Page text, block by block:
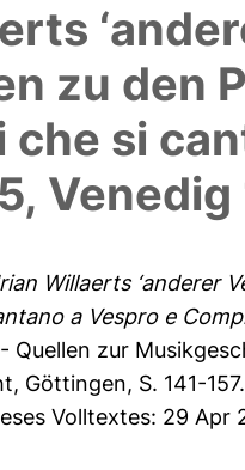
zu den
si
Willaerts ‘anderer
a Vespro e
Quellen zur
Göttingen, S. 141-
Volltextes: 29 Apr